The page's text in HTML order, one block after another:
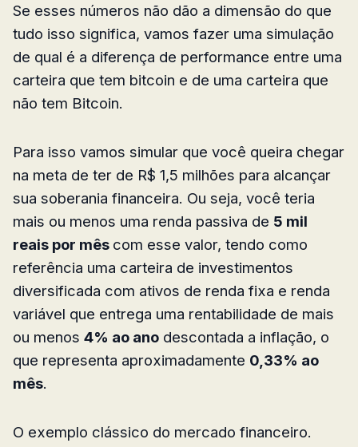
Se esses números não dão a dimensão do que
tudo isso significa, vamos fazer uma simulação
de qual é a diferença de performance entre uma
carteira que tem bitcoin e de uma carteira que
não tem Bitcoin.
Para isso vamos simular que você queira chegar
na meta de ter de R$ 1,5 milhões para alcançar
sua soberania financeira. Ou seja, você teria
mais ou menos uma renda passiva de 5 mil
reais por mês com esse valor, tendo como
referência uma carteira de investimentos
diversificada com ativos de renda fixa e renda
variável que entrega uma rentabilidade de mais
ou menos 4% ao ano descontada a inflação, o
que representa aproximadamente 0,33% ao
mês.
O exemplo clássico do mercado financeiro.